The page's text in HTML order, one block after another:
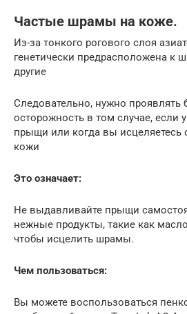
Частые шрамы на коже.
Из-за тонкого рогового слоя
генетически предрасположена к
другие
Следовательно, нужно проявлять
осторожность в том случае, если
прыщи или когда вы исцеляетесь
кожи
Это означает:
Не выдавливайте прыщи
нежные продукты, такие как
чтобы исцелить шрамы.
Чем пользоваться:
Вы можете воспользоваться